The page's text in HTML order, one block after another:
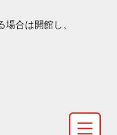
場合は開館し、